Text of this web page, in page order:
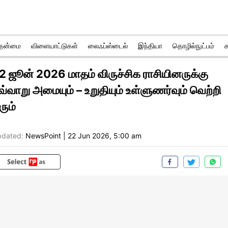
விளையாட்டுகள் லைஃப்ஸ்டைல் இந்தியா தொழில்நுட்பம்
ஜூன் 2026 மாதம் விருச்சிக ராசியினருக்கு
அமையும் – உறுதியும் உள்ளுணர்வும் வெற்றி
NewsPoint 22 Jun 2026, 5:00 am